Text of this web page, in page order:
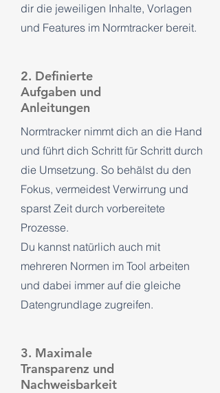
dir die jeweiligen Inhalte, Vorlagen
und Features im Normtracker bereit.
2. Definierte
Aufgaben und
Anleitungen
Normtracker nimmt dich an die Hand
und führt dich Schritt für Schritt durch
die Umsetzung. So behälst du den
Fokus, vermeidest Verwirrung und
sparst Zeit durch vorbereitete
Prozesse.
Du kannst natürlich auch mit
mehreren Normen im Tool arbeiten
und dabei immer auf die gleiche
Datengrundlage zugreifen.
3. Maximale
Transparenz und
Nachweisbarkeit